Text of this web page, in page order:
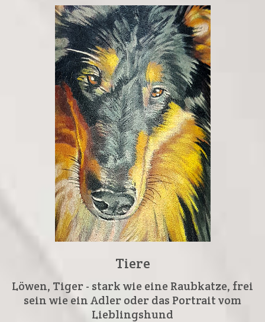
Tiere
Löwen, Tiger - stark wie eine Raubkatze, frei
sein wie ein Adler oder das Portrait vom
Lieblingshund